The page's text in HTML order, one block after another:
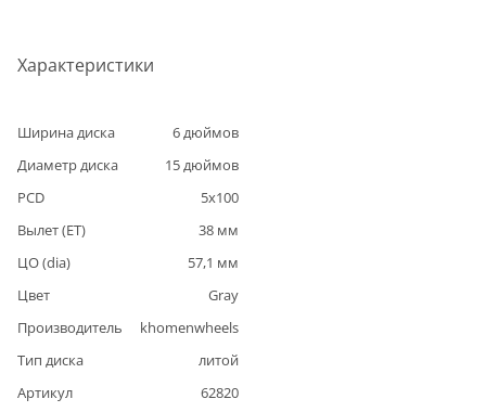
Характеристики
Ширина диска 6дюймов
Диаметр диска
15дюймов
PCD
5x100
Вылет (ET)
38 мм
ЦО (dia)
57,1 мм
Цвет
Gray
Производитель
khomenwheels
Тип диска
литой
Артикул
62820